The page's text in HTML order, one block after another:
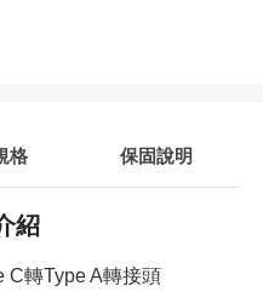
格 保固說明
紹
C轉Type A轉接頭